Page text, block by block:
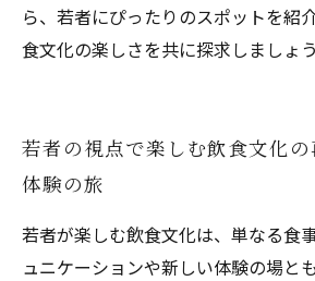
ら、若者にぴったりのスポットを紹
食文化の楽しさを共に探求しましょ
若者の視点で楽しむ飲食文化
体験の旅
若者が楽しむ飲食文化は、単なる食
ュニケーションや新しい体験の場と